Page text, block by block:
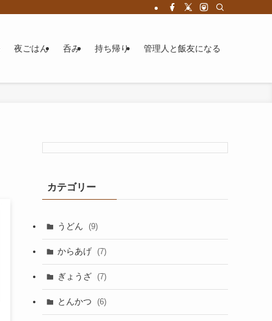
夜ごはん 呑み 持ち帰り 管理人と飯友になる
カテゴリー
うどん (9)
からあげ (7)
ぎょうざ (7)
とんかつ (6)